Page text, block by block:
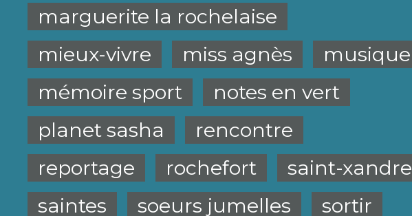
marguerite la rochelaise
mieux-vivre
miss agnès
musique
mémoire sport
notes en vert
planet sasha
rencontre
reportage
rochefort
saint-xandre
saintes
soeurs jumelles sortir